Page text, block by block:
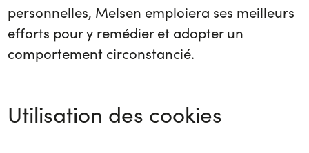
personnelles, Melsen emploiera ses meilleurs
efforts pour y remédier et adopter un
comportement circonstancié.
Utilisation des cookies